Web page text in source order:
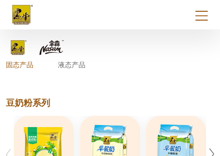
固态产品 液态产品
豆奶粉系列